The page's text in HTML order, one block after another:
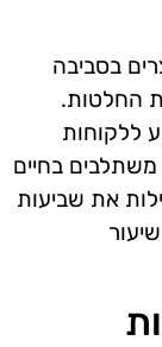
בסביבה
החלטות.
ללקוחות
בחיים
את שביעות